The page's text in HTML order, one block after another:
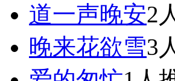
道一声晚安2
晚来花欲雪3